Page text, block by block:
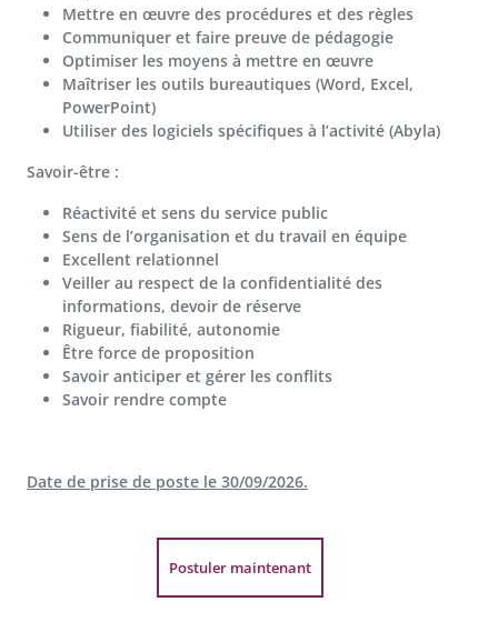
Mettre en œuvre des procédures et des règles
Communiquer et faire preuve de pédagogie
Optimiser les moyens à mettre en œuvre
Maîtriser les outils bureautiques (Word, Excel,
PowerPoint)
Utiliser des logiciels spécifiques à l’activité (Abyla)
Savoir-être :
Réactivité et sens du service public
Sens de l’organisation et du travail en équipe
Excellent relationnel
Veiller au respect de la confidentialité des
informations, devoir de réserve
Rigueur, fiabilité, autonomie
Être force de proposition
Savoir anticiper et gérer les conflits
Savoir rendre compte
Date de prise de poste le 30/09/2026.
Postuler maintenant